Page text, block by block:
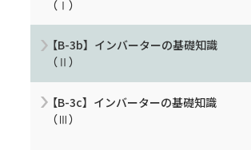
（Ⅰ）
【B-3b】インバーターの基礎知識
（Ⅱ）
【B-3c】インバーターの基礎知識
（Ⅲ）